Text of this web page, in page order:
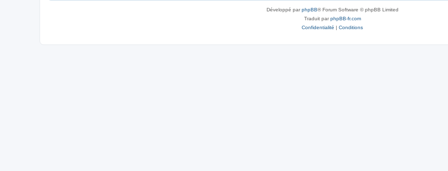
Développé parphpBB® Forum Software © phpBB Limited
Traduit parphpBB-fr.com
Confidentialité | Conditions